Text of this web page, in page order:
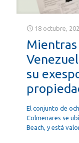
18 octubre,
su
El conjunto de
Colmenares se
Beach, y está